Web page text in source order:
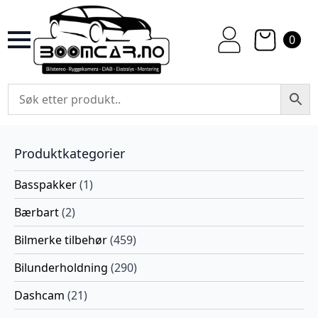
0
Produktkategorier
Basspakker(1)
Bærbart(2)
Bilmerke tilbehør(459)
Bilunderholdning (290)
Dashcam (21)